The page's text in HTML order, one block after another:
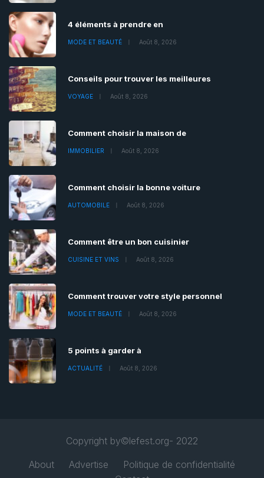
4 éléments à prendre en
MODE ET BEAUTÉ Août 8, 2026
Conseils pour trouver les meilleures
VOYAGE Août 8, 2026
Comment choisir la maison de
IMMOBILIER Août 8, 2026
Comment choisir la bonne voiture
AUTOMOBILE Août 8, 2026
Comment être un bon cuisinier
CUISINE ET VINS Août 8, 2026
Comment trouver votre style personnel
MODE ET BEAUTÉ Août 8, 2026
5 points à garder à
ACTUALITÉ Août 8, 2026
Copyright by©lefest.org- 2022
About
Advertise
Politique de confidentialité